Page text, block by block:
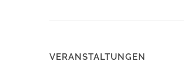
VERANSTALTUNGEN